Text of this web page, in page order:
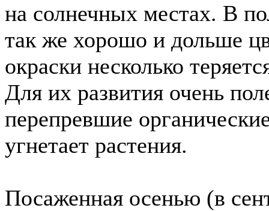
на солнечных местах. В
так же хорошо и дольше
окраски несколько
Для их развития очень
перепревшие
угнетает растения.
Посаженная осенью (в